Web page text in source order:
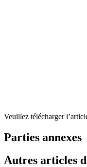
Veuillez télécharger
Parties annexes
Autres articles